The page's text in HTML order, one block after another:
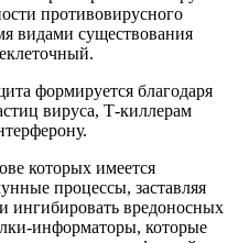
противовирусного
видами существования
формируется благодаря
вируса, Т-киллерам
которых имеется
процессы, заставляя
ингибировать вредоносных
информаторы, которые